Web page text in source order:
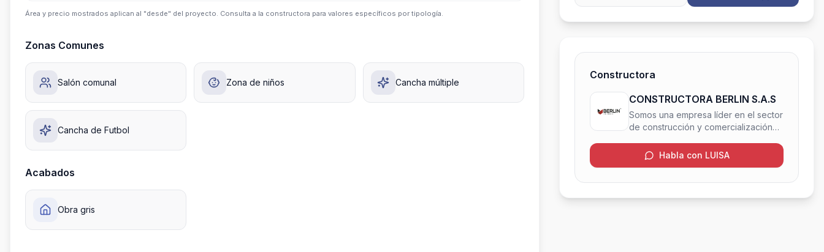
Área y precio mostrados aplican al "desde" del proyecto. Consulta a la constructora para valores específicos por tipología.
Zonas Comunes
Salón comunal Zona de niños Cancha múltiple
Cancha de Futbol
Acabados
Obra gris
Constructora
CONSTRUCTORA BERLIN S.A.S
Somos una empresa líder en el sector
de construcción y comercialización
ciudad de Manizales. Desde 1992
hemos desarrollado más de 20
valorados en la ciudad. Estamos
Habla con LUISA